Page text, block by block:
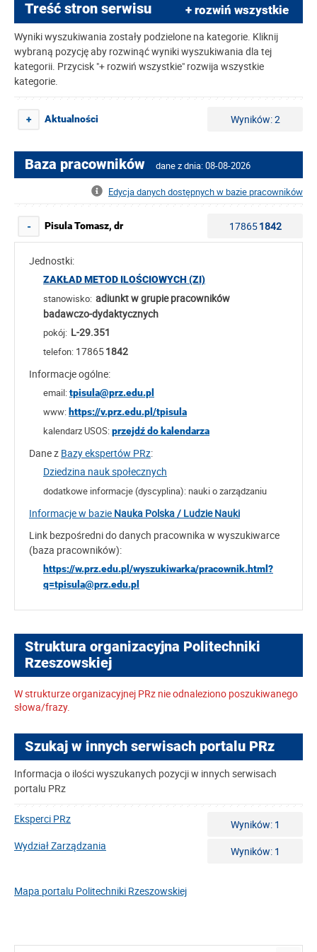
Treść stron serwisu + rozwiń wszystkie
Wyniki wyszukiwania zostały podzielone na kategorie. Kliknij
wybraną pozycję aby rozwinąć wyniki wyszukiwania dla tej
kategorii. Przycisk "+ rozwiń wszystkie" rozwija wszystkie
kategorie.
+ Aktualności Wyników: 2
Baza pracowników dane z dnia: 08-08-2026
Edycja danych dostępnych w bazie pracowników
- Pisula Tomasz, dr 178651842
Jednostki:
ZAKŁAD METOD ILOŚCIOWYCH (ZI)
stanowisko: adiunkt w grupie pracowników
badawczo-dydaktycznych
pokój: L-29.351
telefon: 178651842
Informacje ogólne:
email:tpisula@prz.edu.pl
www: https://v.prz.edu.pl/tpisula
kalendarz USOS:przejdź do kalendarza
Dane z Bazy ekspertów PRz:
Dziedzina nauk społecznych
dodatkowe informacje (dyscyplina): nauki o zarządzaniu
Informacje w bazie Nauka Polska / Ludzie Nauki
Link bezpośredni do danych pracownika w wyszukiwarce
(baza pracowników):
https://w.prz.edu.pl/wyszukiwarka/pracownik.html?
q=tpisula@prz.edu.pl
Struktura organizacyjna Politechniki
Rzeszowskiej
W strukturze organizacyjnej PRz nie odnaleziono poszukiwanego
słowa/frazy.
Szukaj w innych serwisach portalu PRz
Informacja o ilości wyszukanych pozycji w innych serwisach
portalu PRz
Eksperci PRz
Wyników: 1
Wydział Zarządzania
Wyników: 1
Mapa portalu Politechniki Rzeszowskiej